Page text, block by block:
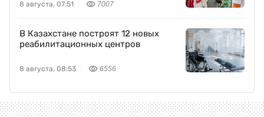
8 августа, 07:51 7007
В Казахстане построят 12 новых
реабилитационных центров
8 августа, 08:53 6556